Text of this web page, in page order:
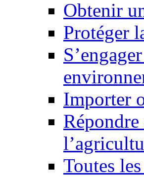
Obtenir
Protéger
Importer
Toutes